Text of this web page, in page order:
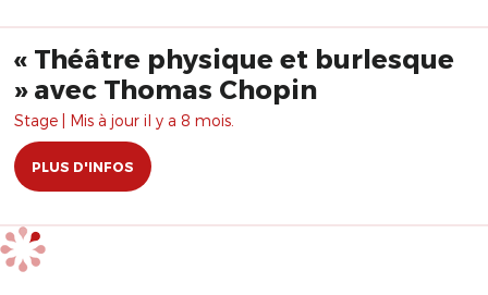
« Théâtre physique et burlesque
» avec Thomas Chopin
Stage | Mis à jour il y a 8 mois.
PLUS D'INFOS